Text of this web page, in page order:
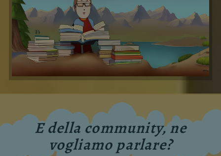
E della community, ne
vogliamo parlare?